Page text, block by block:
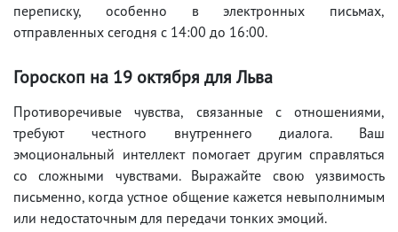
переписку, особенно в электронных письмах,
отправленных сегодня с 14:00 до 16:00.
Гороскоп на 19 октября для Льва
Противоречивые чувства, связанные с отношениями,
требуют честного внутреннего диалога. Ваш
эмоциональный интеллект помогает другим справляться
со сложными чувствами. Выражайте свою уязвимость
письменно, когда устное общение кажется невыполнимым
или недостаточным для передачи тонких эмоций.